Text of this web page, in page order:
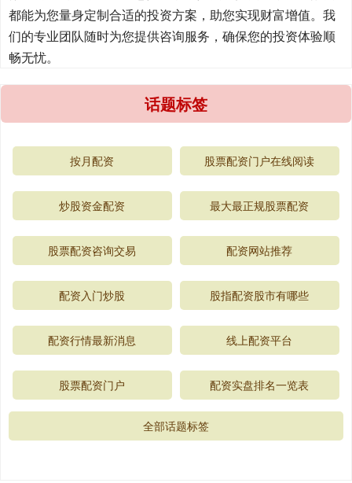
都能为您量身定制合适的投资方案，助您实现财富增值。我
们的专业团队随时为您提供咨询服务，确保您的投资体验顺
畅无忧。
话题标签
按月配资 股票配资门户在线阅读
炒股资金配资 最大最正规股票配资
股票配资咨询交易 配资网站推荐
配资入门炒股 股指配资股市有哪些
配资行情最新消息 线上配资平台
股票配资门户 配资实盘排名一览表
全部话题标签